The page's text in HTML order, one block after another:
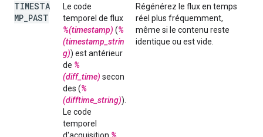
TIMESTA
MP PAST
Le code
temporel de flux
%(timestamp) (%
(timestamp_strin
g)) est antérieur
de %
(diff_time) secon
des (%
(difftime_string)).
Le code
temporel
Régénérez le flux en temps
réel plus fréquemment,
même si le contenu reste
identique ou est vide.